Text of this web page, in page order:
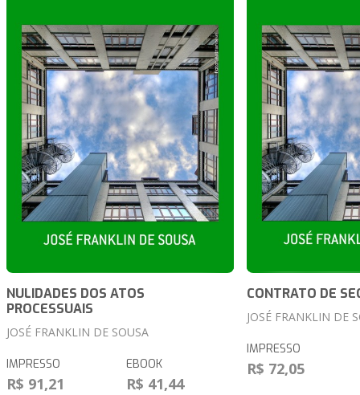
NULIDADES DOS ATOS
PROCESSUAIS
JOSÉ FRANKLIN DE SOUSA
IMPRESSO
R$ 91,21
EBOOK
R$ 41,44
CONTRATO DE
JOSÉ FRANKLIN DE
IMPRESSO
R$ 72,05